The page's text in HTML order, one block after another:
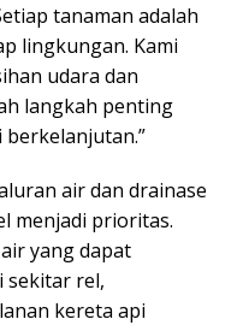
tanaman adalah
lingkungan. Kami
udara dan
langkah penting
air dan drainase
menjadi prioritas.
yang dapat
sekitar rel,
kereta api